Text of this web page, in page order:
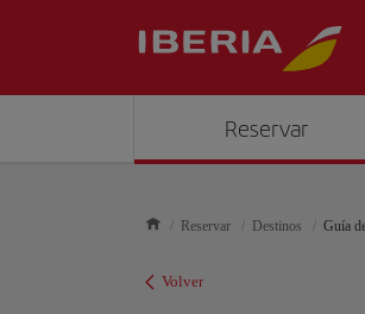
Reservar
Reservar Destinos Guía
Volver